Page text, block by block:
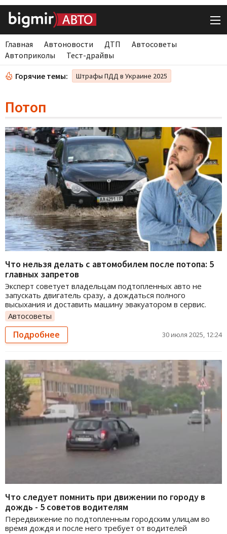
Главная Автоновости ДТП
Автосоветы
Автоприколы
Тест-драйвы
Горячие темы: Штрафы ПДД в Украине 2025
Потоп
Что нельзя делать с автомобилем после потопа: 5
главных запретов
Эксперт советует владельцам подтопленных авто не
запускать двигатель сразу, а дождаться полного
высыхания и доставить машину эвакуатором в сервис.
Автосоветы
Подробнее 30 июля 2025, 12:24
Что следует помнить при движении по городу в
дождь - 5 советов водителям
Передвижение по подтопленным городским улицам во
время дождя и после него требует от водителей